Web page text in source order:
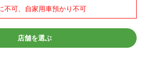
不可、自家用車預かり不可
店舗を選ぶ